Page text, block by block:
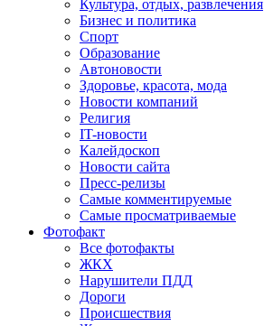
Культура, отдых, развлечения
Бизнес и политика
Спорт
Образование
Автоновости
Здоровье, красота, мода
Новости компаний
Религия
IT-новости
Калейдоскоп
Новости сайта
Пресс-релизы
Самые комментируемые
Самые просматриваемые
Фотофакт
Все фотофакты
ЖКХ
Нарушители ПДД
Дороги
Происшествия